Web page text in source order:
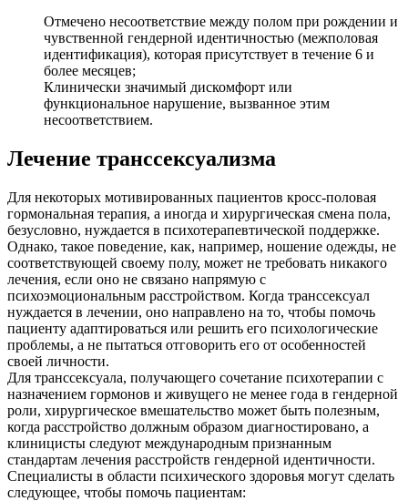
Отмечено несоответствие между полом при рождении и
чувственной гендерной идентичностью (межполовая
идентификация), которая присутствует в течение 6 и
более месяцев;
Клинически значимый дискомфорт или
функциональное нарушение, вызванное этим
несоответствием.
Лечение транссексуализма
Для некоторых мотивированных пациентов кросс-половая
гормональная терапия, а иногда и хирургическая смена пола,
безусловно, нуждается в психотерапевтической поддержке.
Однако, такое поведение, как, например, ношение одежды, не
соответствующей своему полу, может не требовать никакого
лечения, если оно не связано напрямую с
психоэмоциональным расстройством. Когда транссексуал
нуждается в лечении, оно направлено на то, чтобы помочь
пациенту адаптироваться или решить его психологические
проблемы, а не пытаться отговорить его от особенностей
своей личности.
Для транссексуала, получающего сочетание психотерапии с
назначением гормонов и живущего не менее года в гендерной
роли, хирургическое вмешательство может быть полезным,
когда расстройство должным образом диагностировано, а
клиницисты следуют международным признанным
стандартам лечения расстройств гендерной идентичности.
Специалисты в области психического здоровья могут сделать
следующее, чтобы помочь пациентам: